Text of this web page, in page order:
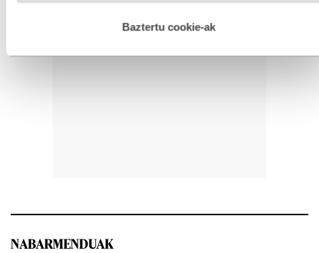
esplizitua ematen diguzu.Gehiago irakurri
Baztertu cookie-ak
NABARMENDUAK